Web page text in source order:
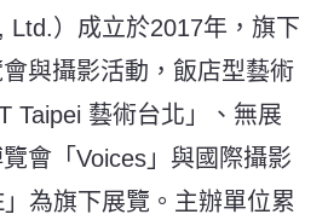
Ltd.）成立於2017年，旗下
與攝影活動，飯店型藝術
Taipei 藝術台北」、無展
會「Voices」與國際攝影
為旗下展覽。主辦單位累